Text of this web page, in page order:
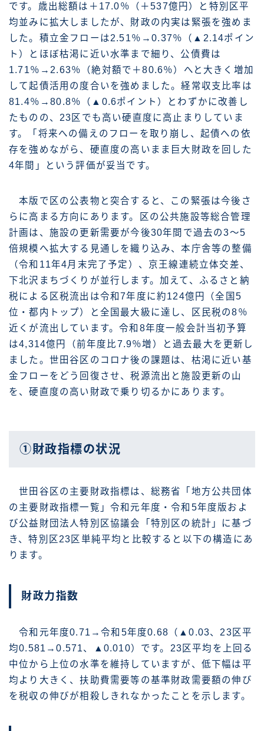
です。歳出総額は＋17.0％（＋537億円）と特別区平
均並みに拡大しましたが、財政の内実は緊張を強めま
した。積立金フローは2.51％→0.37％（▲2.14ポイン
ト）とほぼ枯渇に近い水準まで細り、公債費は
1.71％→2.63％（絶対額で＋80.6％）へと大きく増加
して起債活用の度合いを強めました。経常収支比率は
81.4％→80.8％（▲0.6ポイント）とわずかに改善し
たものの、23区でも高い硬直度に高止まりしていま
す。「将来への備えのフローを取り崩し、起債への依
存を強めながら、硬直度の高いまま巨大財政を回した
4年間」という評価が妥当です。
本版で区の公表物と突合すると、この緊張は今後さ
らに高まる方向にあります。区の公共施設等総合管理
計画は、施設の更新需要が今後30年間で過去の3〜5
倍規模へ拡大する見通しを織り込み、本庁舎等の整備
（令和11年4月末完了予定）、京王線連続立体交差、
下北沢まちづくりが並行します。加えて、ふるさと納
税による区税流出は令和7年度に約124億円（全国5
位・都内トップ）と全国最大級に達し、区民税の8％
近くが流出しています。令和8年度一般会計当初予算
は4,314億円（前年度比7.9％増）と過去最大を更新し
ました。世田谷区のコロナ後の課題は、枯渇に近い基
金フローをどう回復させ、税源流出と施設更新の山
を、硬直度の高い財政で乗り切るかにあります。
①財政指標の状況
世田谷区の主要財政指標は、総務省「地方公共団体
の主要財政指標一覧」令和元年度・令和5年度版およ
び公益財団法人特別区協議会「特別区の統計」に基づ
き、特別区23区単純平均と比較すると以下の構造にあ
ります。
財政力指数
令和元年度0.71→令和5年度0.68（▲0.03、23区平
均0.581→0.571、▲0.010）です。23区平均を上回る
中位から上位の水準を維持していますが、低下幅は平
均より大きく、扶助費需要等の基準財政需要額の伸び
を税収の伸びが相殺しきれなかったことを示します。